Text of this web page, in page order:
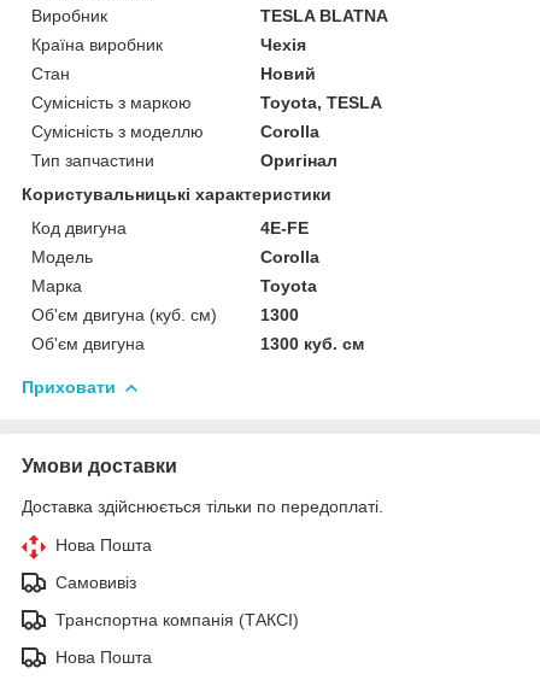
Виробник
TESLA BLATNA
Країна виробник
Чехія
Стан
Новий
Сумісність з маркою
Toyota, TESLA
Сумісність з моделлю
Corolla
Тип запчастини
Оригінал
Користувальницькі характеристики
Код двигуна
4E-FE
Мoдель
Corolla
Марка
Toyota
Об'єм двигуна (куб. см)
1300
Об'єм двигуна
1300 куб. cм
Приховати
Умови доставки
Доставка здійснюється тільки по передоплаті.
Нова Пошта
Самовивіз
Транспортна компанія (ТАКСІ)
Нова Пошта